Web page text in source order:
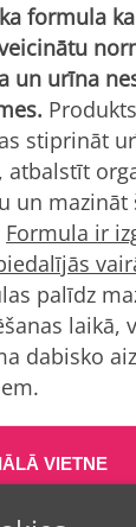
formula
un urīna
stiprināt
atbalstīt
un mazināt
Formula ir
palīdz
laikā,
dabisko
VIETNE